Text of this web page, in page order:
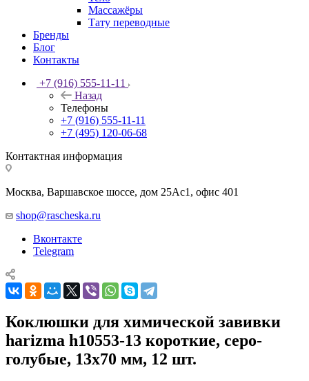
Массажёры
Тату переводные
Бренды
Блог
Контакты
+7 (916) 555-11-11
Назад
Телефоны
+7 (916) 555-11-11
+7 (495) 120-06-68
Контактная информация
Москва, Варшавское шоссе, дом 25Аc1, офис 401
shop@rascheska.ru
Вконтакте
Telegram
Коклюшки для химической завивки
harizma h10553-13 короткие, серо-
голубые, 13х70 мм, 12 шт.